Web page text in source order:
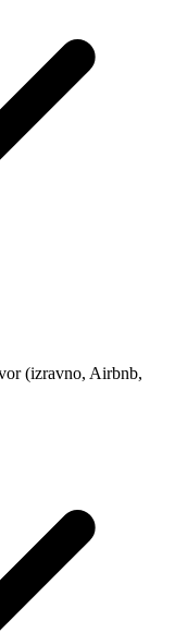
(izravno, Airbnb,